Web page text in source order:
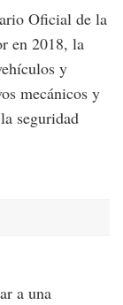
Oficial de la
en 2018, la
y
mecánicos y
seguridad
a una